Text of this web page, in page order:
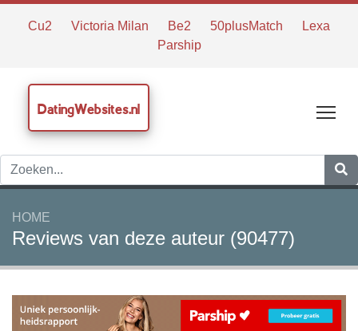
Cu2 Victoria Milan Be2 50plusMatch
Lexa
Parship
DatingWebsites.nl
HOME
Reviews van deze auteur (90477)